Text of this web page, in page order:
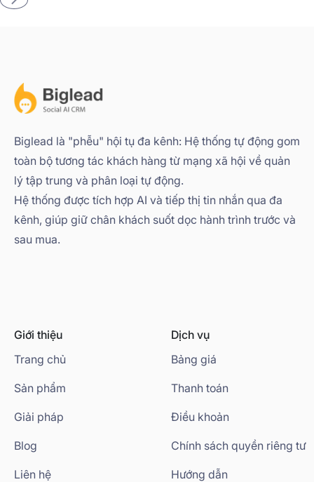
Biglead là "phễu" hội tụ đa kênh: Hệ thống tự động gom
toàn bộ tương tác khách hàng từ mạng xã hội về quản
lý tập trung và phân loại tự động.
Hệ thống được tích hợp AI và tiếp thị tin nhắn qua đa
kênh, giúp giữ chân khách suốt dọc hành trình trước và
sau mua.
Giới thiệu
Trang chủ
Sản phẩm
Giải pháp
Blog
Liên hệ
Dịch vụ
Bảng giá
Thanh toán
Điều khoản
Chính sách quyền riêng tư
Hướng dẫn